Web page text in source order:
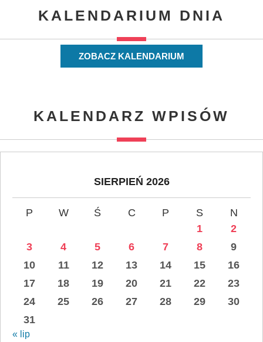
KALENDARIUM DNIA
ZOBACZ KALENDARIUM
KALENDARZ WPISÓW
SIERPIEŃ 2026
P W Ś C P S
N
1
2
3
4 5 6 7 8
9
10
11 12 13 14 15
16
17
18 19 20 21 22
23
24
25 26 27 28 29
30
31
« lip